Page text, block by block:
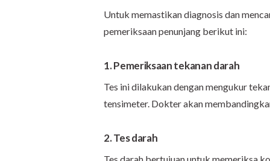
Untuk memastikan diagnosis dan
pemeriksaan penunjang berikut ini:
1. Pemeriksaan tekanan darah
Tes ini dilakukan dengan mengukur
tensimeter. Dokter akan
2. Tes darah